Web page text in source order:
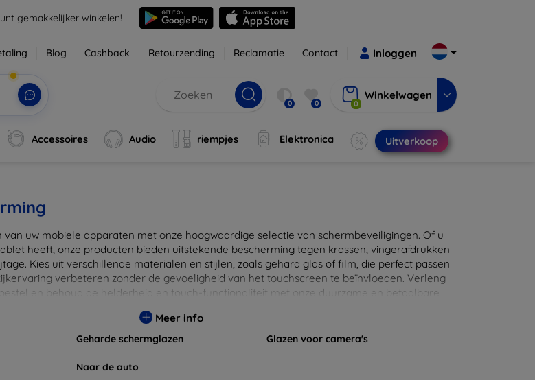
gemakkelijker winkelen!
Blog Cashback Retourzending Reclamatie Contact Inloggen
0 0 0
Winkelwagen
Accessoires Audio riempjes Elektronica Uitverkoop
van uw mobiele apparaten met onze hoogwaardige selectie van schermbeveiligingen. Of u
heeft, onze producten bieden uitstekende bescherming tegen krassen, vingerafdrukken
Kies uit verschillende materialen en stijlen, zoals gehard glas of film, die perfect passen
verbeteren zonder de gevoeligheid van het touchscreen te beïnvloeden. Verleng
en behoud de helderheid en touch-functionaliteit met onze duurzame en betaalbare
Meer info
Geharde schermglazen Glazen voor camera's
Naar de auto